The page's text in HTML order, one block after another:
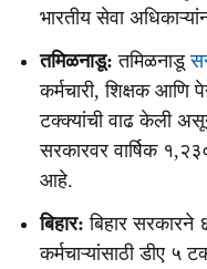
भारतीय सेवा
तमिळनाडू: तमिळनाडू
कर्मचारी, शिक्षक आणि
टक्क्यांची वाढ केली
सरकारवर वार्षिक
आहे.
बिहार: बिहार सरकारने
कर्मचाऱ्यांसाठी डीए ५